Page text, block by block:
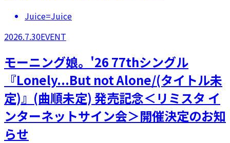
Juice=Juice
2026.7.30EVENT
モーニング娘。'26 77thシングル
『Lonely...But not Alone/(タイトル未
定)』(曲順未定) 発売記念＜リミスタ イ
ンターネットサイン会＞開催決定のお知
らせ